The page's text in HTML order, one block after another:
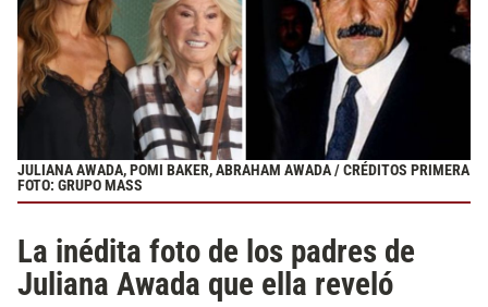
JULIANA AWADA, POMI BAKER, ABRAHAM AWADA / CRÉDITOS PRIMERA
FOTO: GRUPO MASS
La inédita foto de los padres de
Juliana Awada que ella reveló